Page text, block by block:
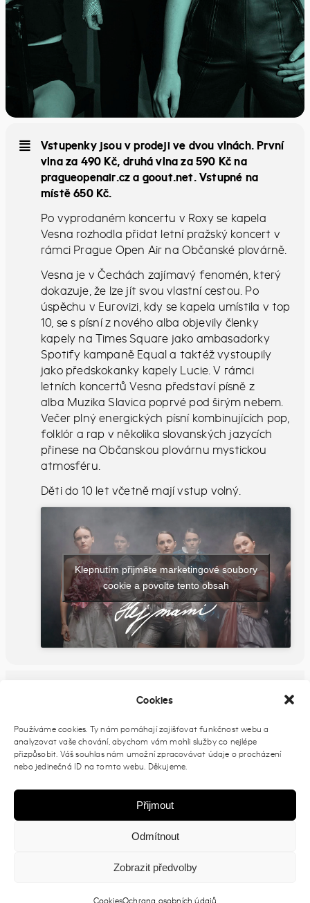
Cookies
Používáme cookies. Ty nám pomáhají zajišťovat funkčnost webu a
analyzovat vaše chování, abychom vám mohli služby co nejlépe
přizpůsobit. Váš souhlas nám umožní zpracovávat údaje o procházení
nebo jedinečná ID na tomto webu. Děkujeme.
Přijmout
Odmítnout
Zobrazit předvolby
CookiesOchrana osobních údajů
Vstupenky jsou v prodeji ve dvou vlnách. První
vlna za 490 Kč, druhá vlna za 590 Kč na
pragueopenair.cz a goout.net. Vstupné na
místě 650 Kč.
Po vyprodaném koncertu v Roxy se kapela
Vesna rozhodla přidat letní pražský koncert v
rámci Prague Open Air na Občanské plovárně.
Vesna je v Čechách zajímavý fenomén, který
dokazuje, že lze jít svou vlastní cestou. Po
úspěchu v Eurovizi, kdy se kapela umístila v top
10, se s písní z nového alba objevily členky
kapely na Times Square jako ambasadorky
Spotify kampaně Equal a taktéž vystoupily
jako předskokanky kapely Lucie. V rámci
letních koncertů Vesna představí písně z
alba Muzika Slavica poprvé pod širým nebem.
Večer plný energických písní kombinujících pop,
folklór a rap v několika slovanských jazycích
přinese na Občanskou plovárnu mystickou
atmosféru.
Děti do 10 let včetně mají vstup volný.
Klepnutím přijměte marketingové soubory
cookie a povolte tento obsah
PŘIDAT DO KALENDÁŘE